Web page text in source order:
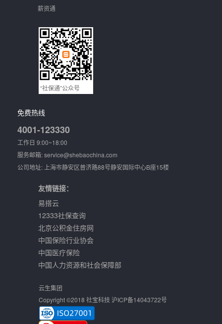
薪资通
“社保通”公众号
免费热线
4001-123330
工作日 9:00~18:00
服务邮箱: service@shebaochina.com
公司地址: 上海市静安区普济路88号静安国际中心B座15楼
友情链接：
易搭云
12333社保查询
北京公积金住房网
中国保险行业协会
中国医疗保险
中国人力资源和社会保障部
云生集团
Copyright ©2018 社宝科技 沪ICP备14043722号